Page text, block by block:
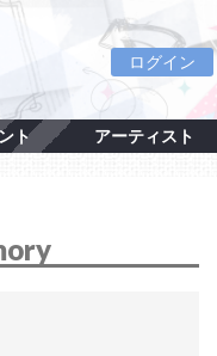
ログイン
ト アーティスト